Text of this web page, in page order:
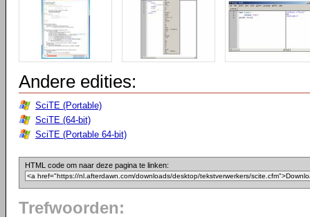
Andere edities:
SciTE (Portable)
SciTE (64-bit)
SciTE (Portable 64-bit)
HTML code om naar deze pagina te linken:
Trefwoorden: